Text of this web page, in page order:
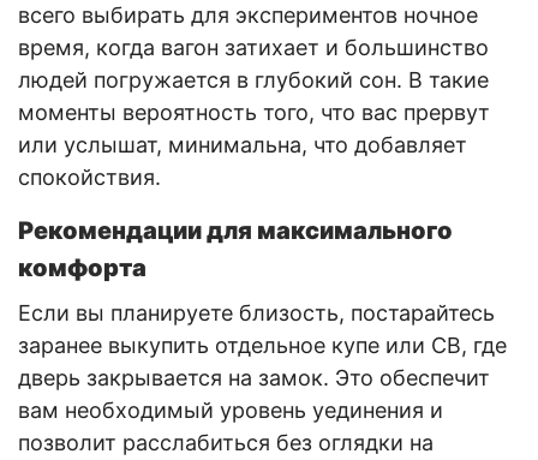
всего выбирать для экспериментов ночное
время, когда вагон затихает и большинство
людей погружается в глубокий сон. В такие
моменты вероятность того, что вас прервут
или услышат, минимальна, что добавляет
спокойствия.
Рекомендации для максимального
комфорта
Если вы планируете близость, постарайтесь
заранее выкупить отдельное купе или СВ, где
дверь закрывается на замок. Это обеспечит
вам необходимый уровень уединения и
позволит расслабиться без оглядки на